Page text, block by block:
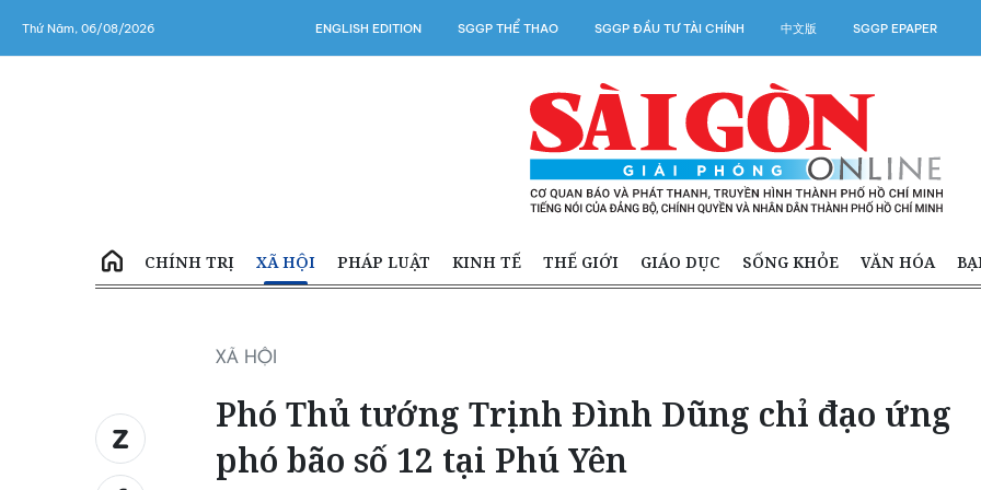
Thứ Năm, 06/08/2026 ENGLISH EDITION SGGP THỂ THAO SGGP ĐẦU TƯ TÀI CHÍNH 中文版 SGGP EPAPER
CHÍNH TRỊ XÃ HỘI PHÁP LUẬT KINH TẾ THẾ GIỚI GIÁO DỤC SỐNG KHỎE VĂN HÓA
XÃ HỘI
Phó Thủ tướng Trịnh Đình Dũng chỉ đạo ứng
phó bão số 12 tại Phú Yên